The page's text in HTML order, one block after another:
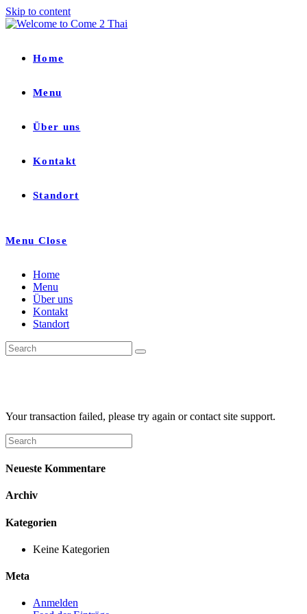
Skip to content
Home
Menu
Über uns
Kontakt
Standort
Menu Close
Home
Menu
Über uns
Kontakt
Standort
Your transaction failed, please try again or contact site support.
Neueste Kommentare
Archiv
Kategorien
Keine Kategorien
Meta
Anmelden